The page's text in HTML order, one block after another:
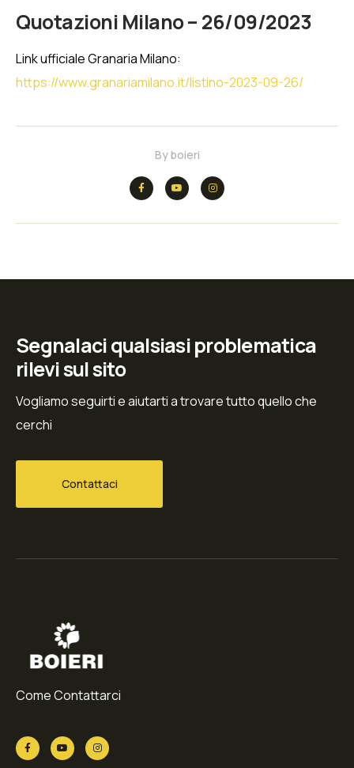
Quotazioni Milano – 26/09/2023
Link ufficiale Granaria Milano:
https://www.granariamilano.it/listino-2023-09-26/
Byboieri
Segnalaci qualsiasi problematica
rilevi sul sito
Vogliamo seguirti e aiutarti a trovare tutto quello che
cerchi
Contattaci
Come Contattarci